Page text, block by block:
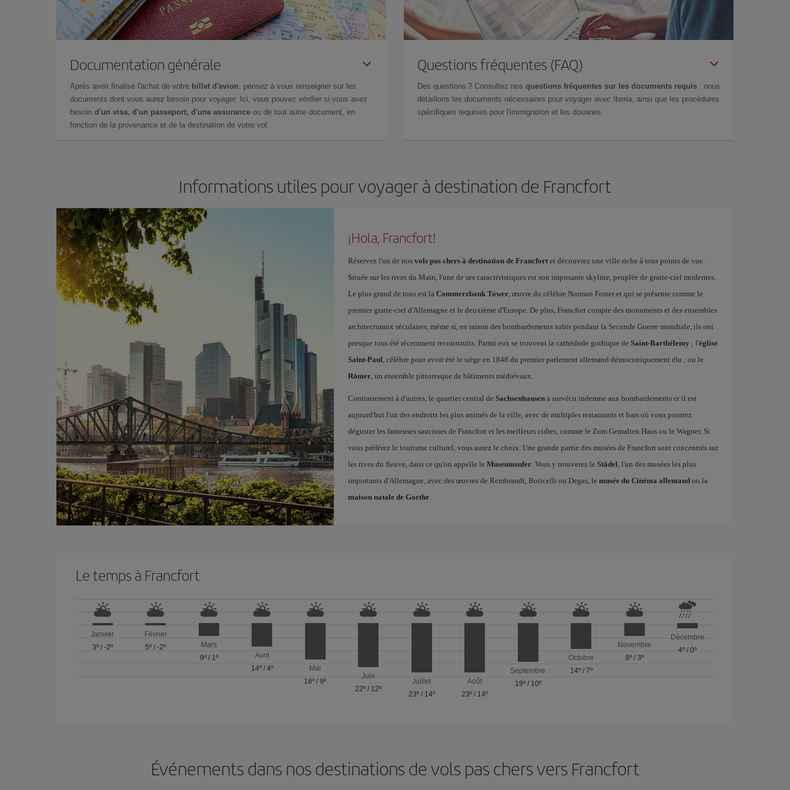
Documentation générale
Après avoir finalisé l'achat de votre billet d'avion, pensez à vous renseigner sur les
documents dont vous aurez besoin pour voyager. Ici, vous pouvez vérifier si vous avez
besoin d'un visa, d'un passeport, d'une assurance ou de tout autre document, en
fonction de la provenance et de la destination de votre vol.
Questions fréquentes (FAQ)
Des questions ? Consultez nos questions fréquentes sur les documents requis : nous
détaillons les documents nécessaires pour voyager avec Iberia, ainsi que les procédures
spécifiques requises pour l'immigration et les douanes.
Informations utiles pour voyager à destination de Francfort
¡Hola, Francfort!
Réservez l'un de nos vols pas chers à destination de Francfortet découvrez une ville riche à tous points de vue.
Située sur les rives du Main, l'une de ses caractéristiques est son imposante skyline, peuplée de gratte-ciel modernes.
Le plus grand de tous est la Commerzbank Tower, œuvre du célèbre Norman Foster et qui se présente comme le
premier gratte-ciel d'Allemagne et le deuxième d'Europe. De plus, Francfort compte des monuments et des ensembles
architecturaux séculaires, même si, en raison des bombardements subis pendant la Seconde Guerre mondiale, ils ont
presque tous été récemment reconstruits. Parmi eux se trouvent la cathédrale gothique de Saint-Barthélemy ; l'église
Saint-Paul, célèbre pour avoir été le siège en 1848 du premier parlement allemand démocratiquement élu ; ou le
Römer, un ensemble pittoresque de bâtiments médiévaux.
Contrairement à d'autres, le quartier central de Sachsenhausena survécu indemne aux bombardements et il est
aujourd'hui l'un des endroits les plus animés de la ville, avec de multiples restaurants et bars où vous pourrez
déguster les fameuses saucisses de Francfort et les meilleurs cidres, comme le Zum Gemalten Haus ou le Wagner. Si
vous préférez le tourisme culturel, vous aurez le choix. Une grande partie des musées de Francfort sont concentrés sur
les rives du fleuve, dans ce qu'on appelle le Museumsufer. Vous y trouverez le Städel, l'un des musées les plus
importants d'Allemagne, avec des œuvres de Rembrandt, Boticelli ou Degas, le musée du Cinéma allemandou la
maison natale de Goethe.
Le temps à Francfort
Janvier
3º/ -2º
Février
5º /-2º
Mars
9º/ 1º
Avril
14º/ 4º
Mai
18º /9º
Juin
22º / 12º
Juillet
23º/ 14º
Août
23º / 14º
Septembre
19º/ 10º
Octobre
14º/ 7º
Novembre
8º/ 3º
Décembre
4º /0º
Événements dans nos destinations de vols pas chers vers Francfort